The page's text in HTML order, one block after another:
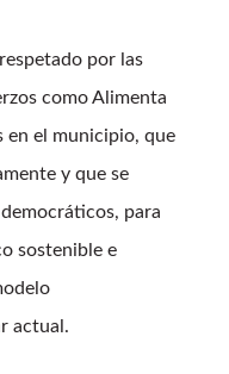
por las
como Alimenta
en el municipio, que
y que se
para
sostenible e
actual.